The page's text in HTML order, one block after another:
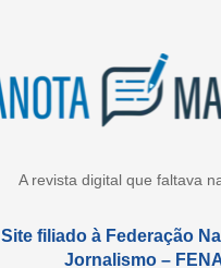
A revista digital que faltava
Site filiado à Federação
Jornalismo –